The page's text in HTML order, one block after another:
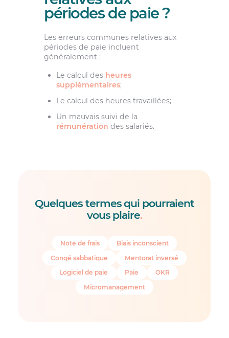
périodes de paie ?
Les erreurs communes relatives aux
périodes de paie incluent
généralement :
Le calcul des heures
supplémentaires;
Le calcul des heures travaillées;
Un mauvais suivi de la
rémunération des salariés.
Quelques termes qui pourraient
vous plaire.
Note de frais
Biais inconscient
Congé sabbatique
Mentorat inversé
Logiciel de paie
Paie
OKR
Micromanagement